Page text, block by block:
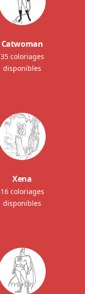
Catwoman
35 coloriages
disponibles
Xena
16 coloriages
disponibles